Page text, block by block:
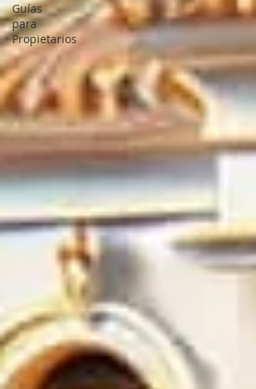
Guías
para
Propietarios